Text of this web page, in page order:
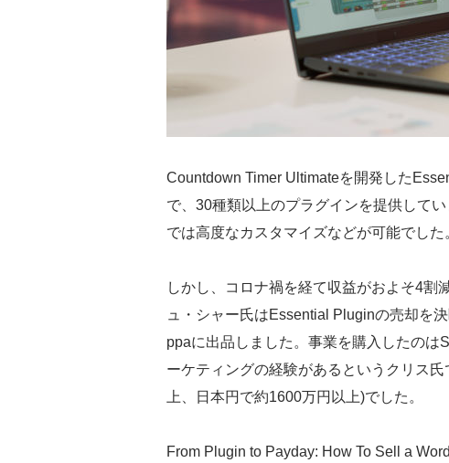
Countdown Timer Ultimateを開発した
で、30種類以上のプラグインを提供して
では高度なカスタマイズなどが可能でした
しかし、コロナ禍を経て収益がおよそ4割
ュ・シャー氏はEssential Pluginの売却を
ppaに出品しました。事業を購入したのは
ーケティングの経験があるというクリス
上、日本円で約1600万円以上)でした。
From Plugin to Payday: How To Sell a